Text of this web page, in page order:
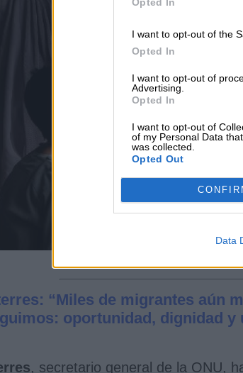
I want to opt-out of the
Opted In
I want to opt-out of
Advertising.
Opted In
I want to opt-out of
of my Personal Data
was collected.
Opted Out
Data
“Miles de migrantes aún
oportunidad, dignidad y
, secretario general de la ONU,